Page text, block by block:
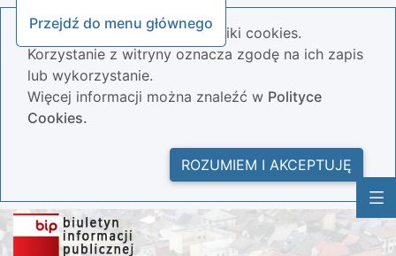
Przejdź do menu głównego
Nasza strona wykorzystuje pliki cookies.
Korzystanie z witryny oznacza zgodę na ich zapis
lub wykorzystanie.
Więcej informacji można znaleźć w Polityce
Cookies.
ROZUMIEM I AKCEPTUJĘ